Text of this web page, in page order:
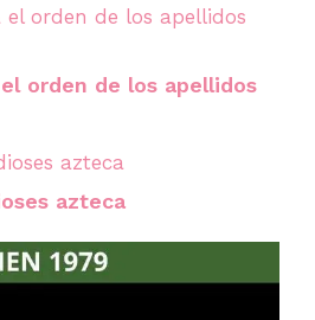
orden de los apellidos
azteca